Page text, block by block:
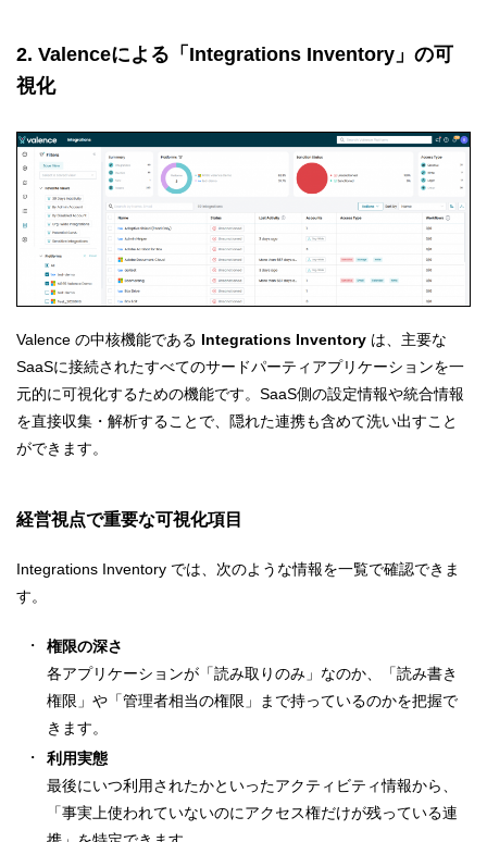
2. Valenceによる「Integrations Inventory」の可
視化
Valence の中核機能である Integrations Inventory は、主要な
SaaSに接続されたすべてのサードパーティアプリケーションを一
元的に可視化するための機能です。SaaS側の設定情報や統合情報
を直接収集・解析することで、隠れた連携も含めて洗い出すこと
ができます。
経営視点で重要な可視化項目
Integrations Inventory では、次のような情報を一覧で確認できま
す。
権限の深さ
各アプリケーションが「読み取りのみ」なのか、「読み書き
権限」や「管理者相当の権限」まで持っているのかを把握で
きます。
利用実態
最後にいつ利用されたかといったアクティビティ情報から、
「事実上使われていないのにアクセス権だけが残っている連